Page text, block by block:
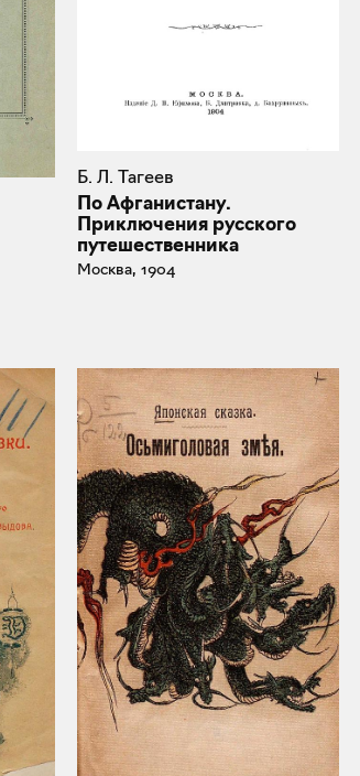
Б. Л. Тагеев
По Афганистану.
Приключения русского
путешественника
Москва, 1904